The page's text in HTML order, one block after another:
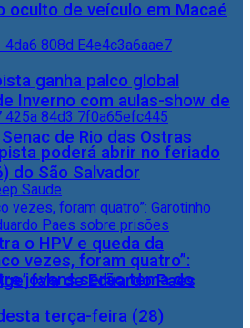
Inverno com aulas-show de
de Rio das Ostras
o HPV e queda da
jovens serão tema do
terça-feira (28)
oculto de veículo em Macaé
ganha palco global
poderá abrir no feriado
do São Salvador
vezes, foram quatro”:
fala de Eduardo Paes